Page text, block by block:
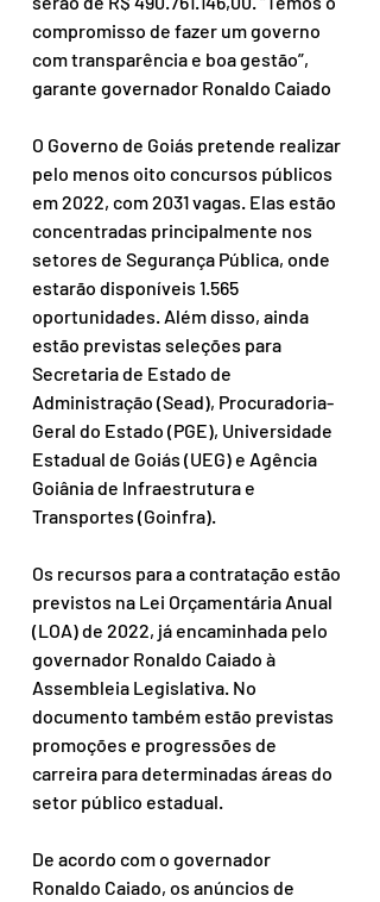
compromisso de fazer um governo
com transparência e boa gestão”,
garante governador Ronaldo Caiado
O Governo de Goiás pretende realizar
pelo menos oito concursos públicos
em 2022, com 2031 vagas. Elas estão
concentradas principalmente nos
setores de Segurança Pública, onde
estarão disponíveis 1.565
oportunidades. Além disso, ainda
estão previstas seleções para
Secretaria de Estado de
Administração (Sead), Procuradoria-
Geral do Estado (PGE), Universidade
Estadual de Goiás (UEG) e Agência
Goiânia de Infraestrutura e
Transportes (Goinfra).
Os recursos para a contratação estão
previstos na Lei Orçamentária Anual
(LOA) de 2022, já encaminhada pelo
governador Ronaldo Caiado à
Assembleia Legislativa. No
documento também estão previstas
promoções e progressões de
carreira para determinadas áreas do
setor público estadual.
De acordo com o governador
Ronaldo Caiado, os anúncios de